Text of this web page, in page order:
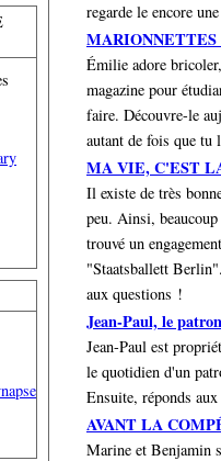
regarde le encore
Émilie adore
magazine pour
faire. Découvre-le
autant de fois que tu
MA VIE, C'EST
Il existe de très
peu. Ainsi,
trouvé un
"Staatsballett
aux questions !
Jean-Paul, le
Jean-Paul est
le quotidien d'un
Ensuite, réponds
AVANT LA
Marine et Benjamin